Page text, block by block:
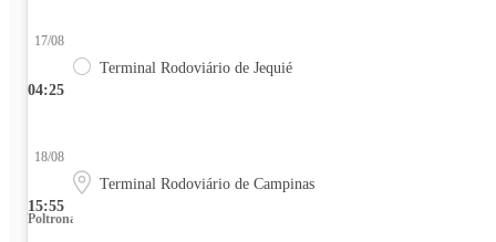
04:25
17/08
Terminal Rodoviário de Jequié
15:55
18/08
Terminal Rodoviário de Campinas
Poltrona